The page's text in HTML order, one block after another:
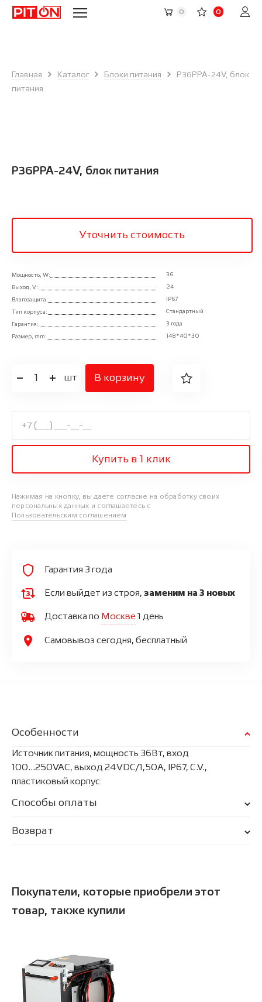
0 0
Главная Каталог Блоки питания
P36PPA-24V, блок
питания
P36PPA-24V, блок питания
Уточнить стоимость
Мощность, W: 36
Выход, V: 24
Влагозащита: IP67
Тип корпуса: Стандартный
Гарантия: 3 года
Размер, mm: 148*40*30
1 шт В корзину
Купить в 1 клик
Нажимая на кнопку, вы даете согласие на обработку своих
персональных данных и соглашаетесь с
Пользовательским соглашением
Гарантия 3 года
Если выйдет из строя, заменим на 3 новых
Доставка по Москве 1 день
Самовывоз сегодня, бесплатный
Особенности
Источник питания, мощность 36Вт, вход
100...250VAC, выход 24VDC/1,50A, IP67, C.V.,
пластиковый корпус
Способы оплаты
Возврат
Покупатели, которые приобрели этот
товар, также купили